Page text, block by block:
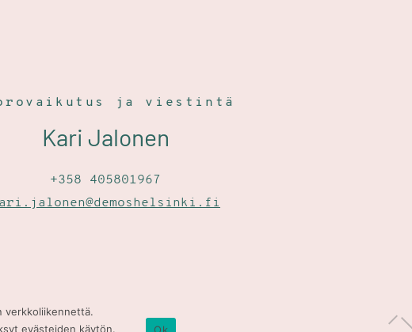
ja viestintä
Kari Jalonen
+358 405801967
verkkoliikennettä.
evästeiden käytön.